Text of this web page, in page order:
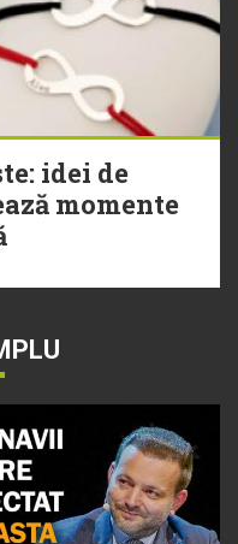
idei de
momente